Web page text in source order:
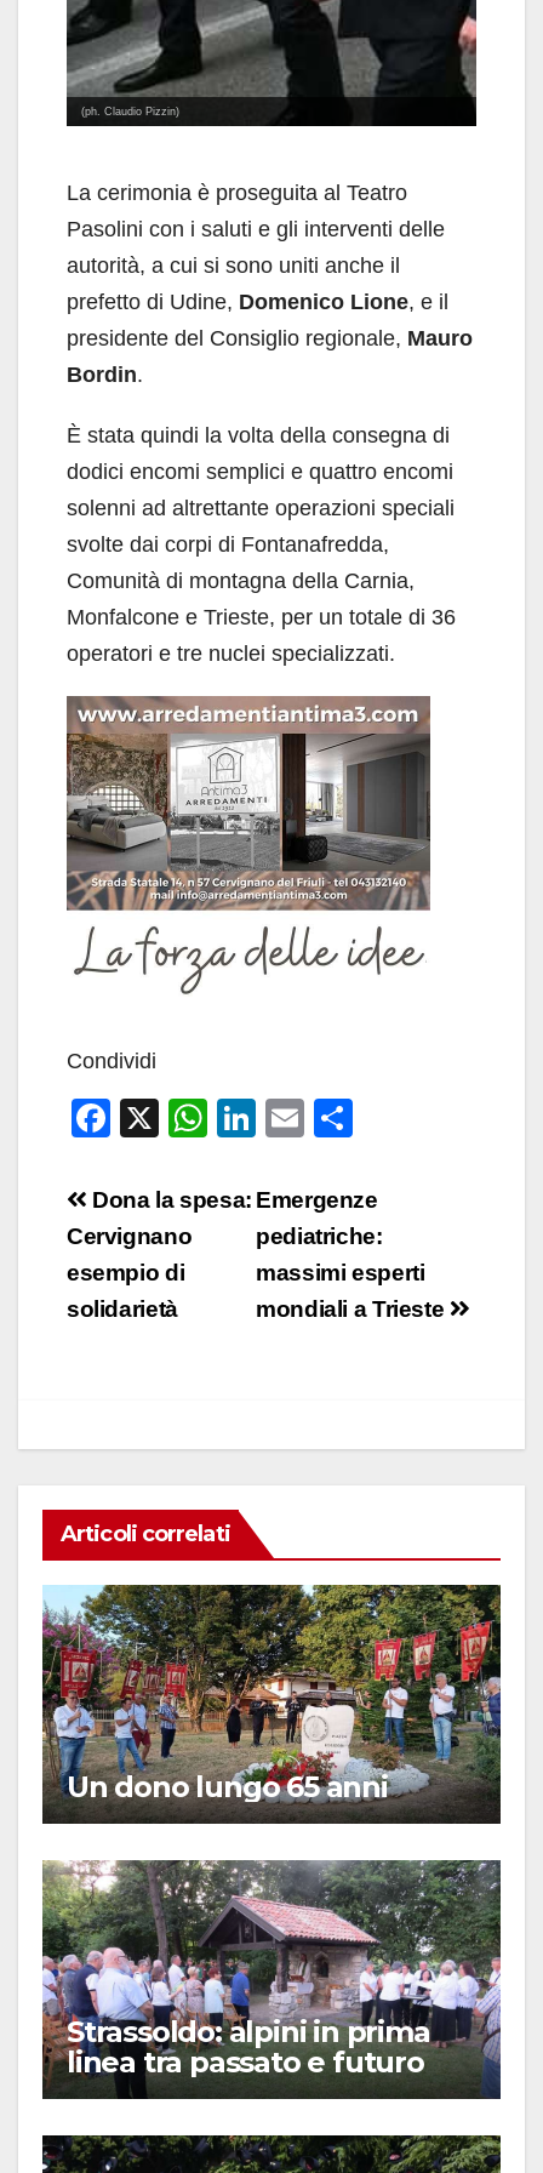
(ph. Claudio Pizzin)
La cerimonia è proseguita al Teatro
Pasolini con i saluti e gli interventi delle
autorità, a cui si sono uniti anche il
prefetto di Udine, Domenico Lione, e il
presidente del Consiglio regionale, Mauro
Bordin.
È stata quindi la volta della consegna di
dodici encomi semplici e quattro encomi
solenni ad altrettante operazioni speciali
svolte dai corpi di Fontanafredda,
Comunità di montagna della Carnia,
Monfalcone e Trieste, per un totale di 36
operatori e tre nuclei specializzati.
Condividi
F
c
e
b
o
X
W
at
Li
k
e
dI
n
E
ail n
di
vi
di
Navigazione
articoli
Emergenze
pediatriche:
massimi esperti
mondiali a Trieste
Dona la spesa:
Cervignano
esempio di
solidarietà
Articoli correlati
Un dono lungo 65 anni
Strassoldo: alpini in prima
linea tra passato e futuro